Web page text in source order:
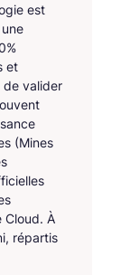
est
et
de valider
(Mines
Cloud. À
répartis